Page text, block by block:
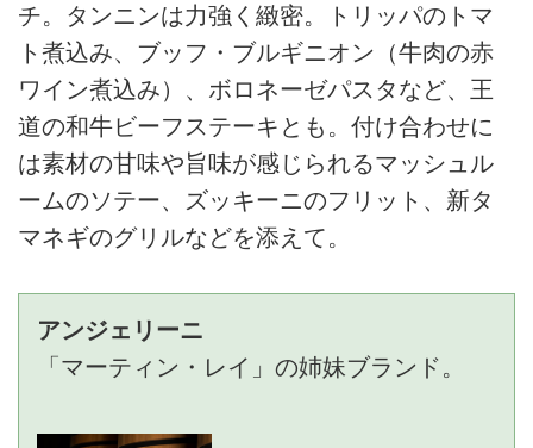
チ。タンニンは力強く緻密。トリッパのトマ
ト煮込み、ブッフ・ブルギニオン（牛肉の赤
ワイン煮込み）、ボロネーゼパスタなど、王
道の和牛ビーフステーキとも。付け合わせに
は素材の甘味や旨味が感じられるマッシュル
ームのソテー、ズッキーニのフリット、新タ
マネギのグリルなどを添えて。
アンジェリーニ
「マーティン・レイ」の姉妹ブランド。